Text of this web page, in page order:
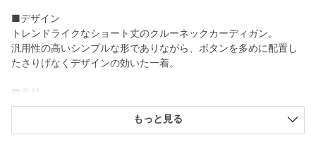
■デザイン
トレンドライクなショート丈のクルーネックカーディガン。
汎用性の高いシンプルな形でありながら、ボタンを多めに配置し
たさりげなくデザインの効いた一着。
ふくらみのあるコットン100％糸を使用。
もっと見る